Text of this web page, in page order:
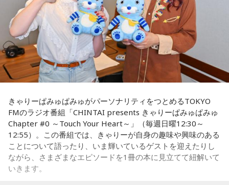
いた人が分かりますが、列車の乗客は、たまたま乗り合わせ
た人ばかりで、調査は困難を極めたんですね。
そこで、齊藤さんをはじめ本の編集委員の皆さんは、新聞や
テレビなどの協力を得て、ときには、新聞に「尋ね人」の広
告も出しながら、列車に乗っていた人を探しました。まだ新
のご遺族も多く、次から次へと名乗り出ていらして、およそ8
割の亡くなった方のお名前が判明しました。
いのはな慰霊碑
合わせて、地元の皆さんからもこの悲惨な銃撃を語り継いで
だから、ちゃんと暑さ対策グッズをいろいろ持って行ったほ
うがいいよ！ ハンディファンとか、タオルとか、持っていく
んだよ！ 熱中症になっちゃうからね。
当たったら神宮公演も観に来てくれるみたいだけど、神宮も
暑いからね（笑）。恋人と2人で観に来てくれたのに、暑くて
汗をかいて「前髪がなくなっちゃった……」ってなっちゃうか
前タオルと一緒に汗拭き用のタオルも持ってきて（笑）。
「当たったら」だもんね、来てくれたらいいな……当たれ
（笑）！ だって、2人で来てほしいもん。もしディズニーに
行けて、ライブにも行けたときはまた教えてね！ 当たります
ように♡
きゃりーぱみゅぱみゅがパーソナリティをつとめるTOKYO
FMのラジオ番組「CHINTAI presents きゃりーぱみゅぱみゅ
Chapter #0 ～Touch Your Heart～」（毎週日曜12:30～
12:55）。この番組では、きゃりーが自身の趣味や興味のある
ことについて語ったり、いま輝いているゲストを迎えたりし
ながら、さまざまなエピソードを1冊の本に見立てて紐解いて
いきます。